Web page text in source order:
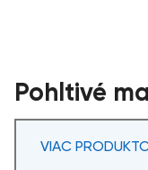
Pohltivé
VIAC